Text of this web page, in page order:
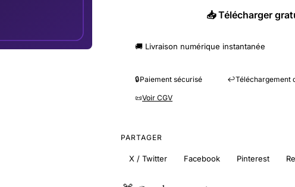
📥 Télécharger
🚚 Livraison numérique instantanée
🔒Paiement sécurisé ↩️Téléchargement
📜Voir CGV
PARTAGER
X / Twitter Facebook Pinterest